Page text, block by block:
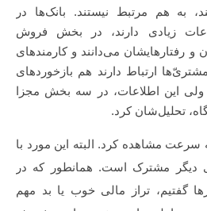
به هم مرتبط نیستند. بانک‌ها در
زیادی دارند، در بخش فروش‌
و رفتارهایشان می‌دانند و کارمندهای
ارتباط دارند هم بازخوردهای
ولی این اطلاعات، در سه بخش مجزا
تحلیل‌شان کرد.
سرعت مشاهده کرد. البته این مورد با
دیگر مشترک است. همانطور که در
گفتیم، تراز مالی خوب یا بد مهم